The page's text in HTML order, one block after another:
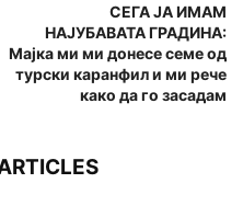
СЕГА ЈА ИМАМ
НАЈУБАВАТА ГРАДИНА:
Мајка ми ми донесе семе од
турски каранфил и ми рече
како да го засадам